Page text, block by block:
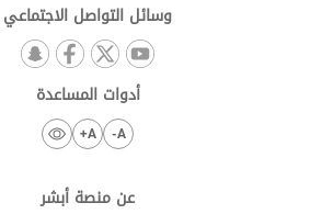
وسائل التواصل الاجتماعي
أدوات المساعدة
A-
A+
عن منصة أبشر